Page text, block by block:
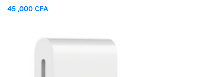
45 ,000 CFA